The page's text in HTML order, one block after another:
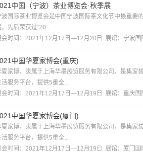
中国（宁波）茶业博览会·秋季展
波国际茶业博览会是中国宁波国际茶文化节中最重
，先后荣获过“20...
会时间：2021年12月17日—12月20日 展馆： 宁波国
中国华夏家博会(重庆)
夏家博，隶属于上海华墨展览服务有限公司，是集家
活服务平台，提供5重全...
会时间：2021年12月17日—12月19日 展馆： 重庆国
中国华夏家博会(厦门)
夏家博，隶属于上海华墨展览服务有限公司，是集家
活服务平台，提供5重全...
会时间：2021年12月17日—12月19日 展馆： 厦门国